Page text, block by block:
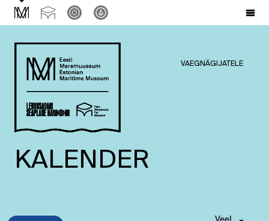
VAEGNÄGIJATELE
KALENDER